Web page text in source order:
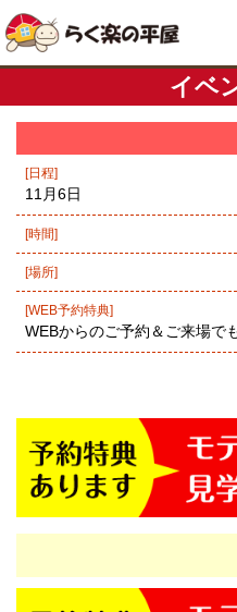
イベ
[日程]
11月6日
[時間]
[場所]
[WEB予約特典]
WEBからのご予約＆ご来場で